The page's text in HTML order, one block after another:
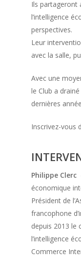
Ils partageront
l’intelligence
perspectives.
Leur
avec la salle,
Avec une
le Club a
dernières
Inscrivez-vous
Philippe Clerc
économique
Président de
francophone
depuis 2013 le
l’intelligence
Commerce